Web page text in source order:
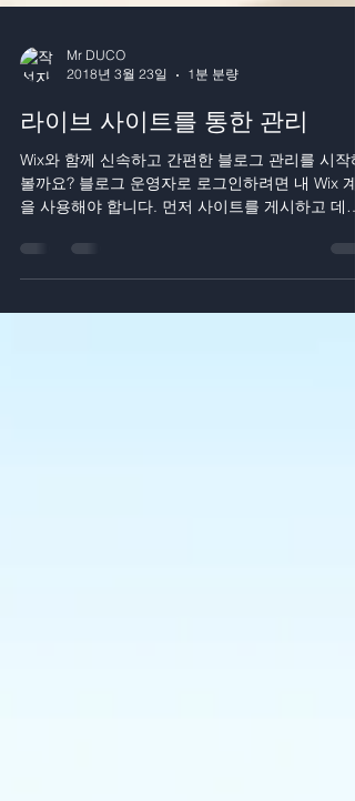
Mr DUCO
2018년 3월 23일
1분 분량
라이브 사이트를 통한 관리
Wix와 함께 신속하고 간편한 블로그 관리를 시작해
을 사용해야 합니다. 먼저 사이트를 게시하고 데스
크톱 PC 또는 모바일 기기에서 라이브 사이트로